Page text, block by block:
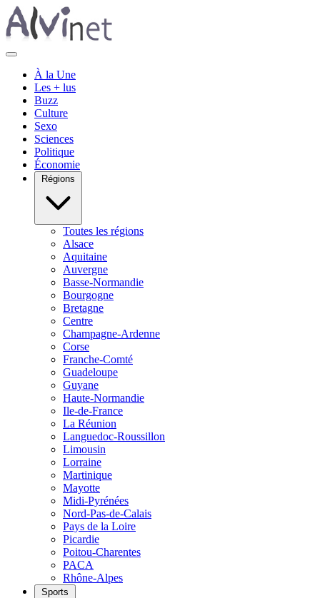
À la Une
Les + lus
Buzz
Culture
Sexo
Sciences
Politique
Économie
Régions
Toutes les régions
Alsace
Aquitaine
Auvergne
Basse-Normandie
Bourgogne
Bretagne
Centre
Champagne-Ardenne
Corse
Franche-Comté
Guadeloupe
Guyane
Haute-Normandie
Ile-de-France
La Réunion
Languedoc-Roussillon
Limousin
Lorraine
Martinique
Mayotte
Midi-Pyrénées
Nord-Pas-de-Calais
Pays de la Loire
Picardie
Poitou-Charentes
PACA
Rhône-Alpes
Sports